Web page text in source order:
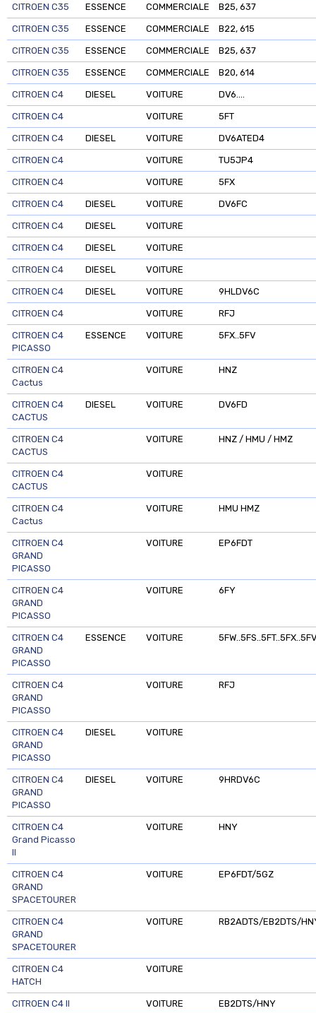
CITROEN C35 ESSENCE COMMERCIALE B25, 637
CITROEN C35 ESSENCE COMMERCIALE B22, 615
CITROEN C35 ESSENCE COMMERCIALE B25, 637
CITROEN C35 ESSENCE COMMERCIALE B20, 614
CITROEN C4 DIESEL VOITURE DV6....
CITROEN C4 VOITURE 5FT
CITROEN C4 DIESEL VOITURE DV6ATED4
CITROEN C4 VOITURE TU5JP4
CITROEN C4 VOITURE 5FX
CITROEN C4 DIESEL VOITURE DV6FC
CITROEN C4 DIESEL VOITURE
CITROEN C4 DIESEL VOITURE
CITROEN C4 DIESEL VOITURE
CITROEN C4 DIESEL VOITURE 9HLDV6C
CITROEN C4 VOITURE RFJ
CITROEN C4
PICASSO
ESSENCE VOITURE 5FX..5FV
CITROEN C4
Cactus
VOITURE HNZ
CITROEN C4
CACTUS
DIESEL VOITURE DV6FD
CITROEN C4
CACTUS
VOITURE HNZ / HMU / HMZ
CITROEN C4
CACTUS
VOITURE
CITROEN C4
Cactus
VOITURE HMU HMZ
CITROEN C4
GRAND
PICASSO
VOITURE EP6FDT
CITROEN C4
GRAND
PICASSO
VOITURE 6FY
CITROEN C4
GRAND
PICASSO
ESSENCE VOITURE
CITROEN C4
GRAND
PICASSO
VOITURE RFJ
CITROEN C4
GRAND
PICASSO
DIESEL VOITURE
CITROEN C4
GRAND
PICASSO
DIESEL VOITURE 9HRDV6C
CITROEN C4
Grand Picasso
II
VOITURE HNY
CITROEN C4
GRAND
SPACETOURER
VOITURE EP6FDT/5GZ
CITROEN C4
GRAND
SPACETOURER
VOITURE RB2ADTS/EB2DTS/
CITROEN C4
HATCH
VOITURE
CITROEN C4 II VOITURE EB2DTS/HNY